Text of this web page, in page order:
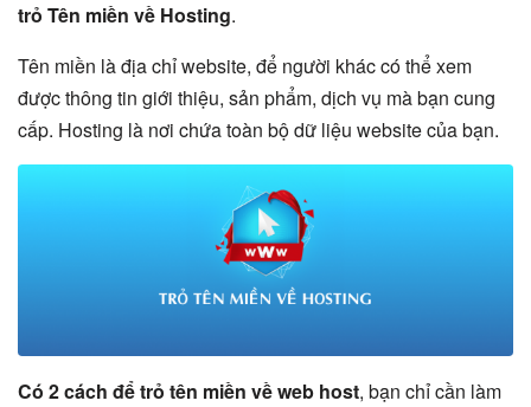
trỏ Tên miền về Hosting.
Tên miền là địa chỉ website, để người khác có thể xem
được thông tin giới thiệu, sản phẩm, dịch vụ mà bạn cung
cấp. Hosting là nơi chứa toàn bộ dữ liệu website của bạn.
Có 2 cách để trỏ tên miền về web host, bạn chỉ cần làm